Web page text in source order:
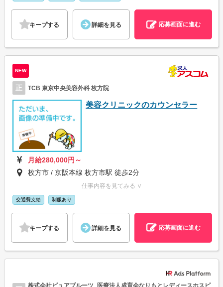
キープする 詳細を見る 応募画面に進む
NEW
正 TCB 東京中央美容外科 枚方院
美容クリニックのカウンセラー
月給280,000円～
枚方市 / 京阪本線 枚方市駅 徒歩2分
仕事内容を見てみる ∨
交通費支給 制服あり
キープする 詳細を見る 応募画面に進む
株式会社ピュアブルーツ_医療法人成育会なりもとレディースホスピ